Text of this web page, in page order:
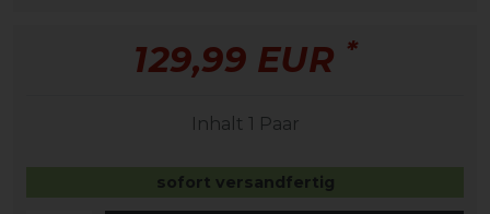
129,99 EUR *
Inhalt 1 Paar
sofort versandfertig